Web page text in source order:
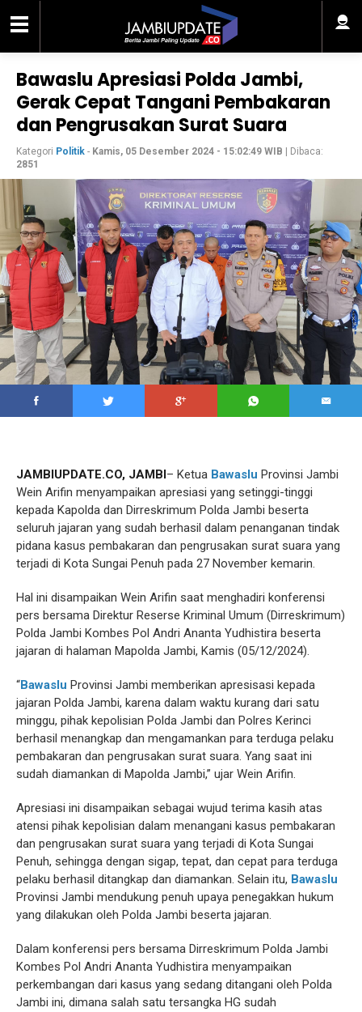
Bawaslu Apresiasi Polda Jambi,
Gerak Cepat Tangani Pembakaran
dan Pengrusakan Surat Suara
Kategori Politik - Kamis, 05 Desember 2024 - 15:02:49 WIB | Dibaca:
2851
JAMBIUPDATE.CO, JAMBI– Ketua Bawaslu Provinsi Jambi
Wein Arifin menyampaikan apresiasi yang setinggi-tinggi
kepada Kapolda dan Dirreskrimum Polda Jambi beserta
seluruh jajaran yang sudah berhasil dalam penanganan tindak
pidana kasus pembakaran dan pengrusakan surat suara yang
terjadi di Kota Sungai Penuh pada 27 November kemarin.
Hal ini disampaikan Wein Arifin saat menghadiri konferensi
pers bersama Direktur Reserse Kriminal Umum (Dirreskrimum)
Polda Jambi Kombes Pol Andri Ananta Yudhistira beserta
jajaran di halaman Mapolda Jambi, Kamis (05/12/2024).
“Bawaslu Provinsi Jambi memberikan apresisasi kepada
jajaran Polda Jambi, karena dalam waktu kurang dari satu
minggu, pihak kepolisian Polda Jambi dan Polres Kerinci
berhasil menangkap dan mengamankan para terduga pelaku
pembakaran dan pengrusakan surat suara. Yang saat ini
sudah diamankan di Mapolda Jambi,” ujar Wein Arifin.
Apresiasi ini disampaikan sebagai wujud terima kasih atas
atensi pihak kepolisian dalam menangani kasus pembakaran
dan pengrusakan surat suara yang terjadi di Kota Sungai
Penuh, sehingga dengan sigap, tepat, dan cepat para terduga
pelaku berhasil ditangkap dan diamankan. Selain itu, Bawaslu
Provinsi Jambi mendukung penuh upaya penegakkan hukum
yang dilakukan oleh Polda Jambi beserta jajaran.
Dalam konferensi pers bersama Dirreskrimum Polda Jambi
Kombes Pol Andri Ananta Yudhistira menyampaikan
perkembangan dari kasus yang sedang ditangani oleh Polda
Jambi ini, dimana salah satu tersangka HG sudah